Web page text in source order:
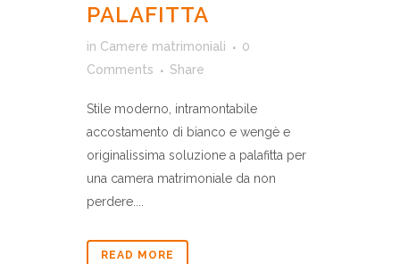
PALAFITTA
in Camere matrimoniali
0
Comments
Share
Stile moderno, intramontabile
accostamento di bianco e wengè e
originalissima soluzione a palafitta per
una camera matrimoniale da non
perdere....
READ MORE